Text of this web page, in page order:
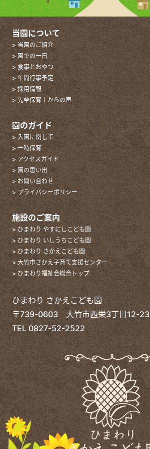
当園について
> 当園のご紹介
> 園での一日
> 食事とおやつ
> 年間行事予定
> 採用情報
> 先輩保育士からの声
園のガイド
> 入園に関して
> 一時保育
> アクセスガイド
> 園の思い出
> お問い合わせ
> プライバシーポリシー
施設のご案内
> ひまわり やすにしこども園
> ひまわり いしうちこども園
> ひまわり さかえこども園
> 大竹市さかえ子育て支援センター
> ひまわり福祉会総合トップ
ひまわり さかえこども園
〒739-0603 大竹市西栄3丁目12-23
TEL0827-52-2522